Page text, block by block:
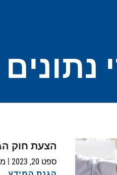
נתונים
הצעת חוק הגנת
ספט 20, 2023 |